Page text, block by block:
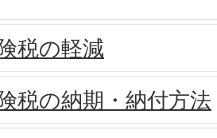
税の軽減
税の納期・納付方法